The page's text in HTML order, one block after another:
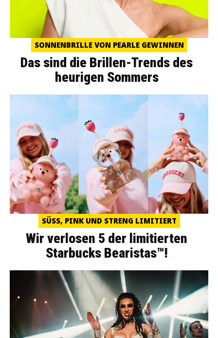
SONNENBRILLE VON PEARLE GEWINNEN
Das sind die Brillen-Trends des
heurigen Sommers
SÜSS, PINK UND STRENG LIMITIERT
Wir verlosen 5 der limitierten
Starbucks Bearistas™!